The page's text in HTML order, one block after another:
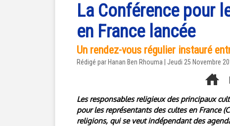
La Conférence pour
en France lancée
Un rendez-vous régulier instauré
Rédigé par Hanan Ben Rhouma | Jeudi 25 Novembre
Les responsables religieux des principaux
pour les représentants des cultes en France
religions, qui se veut indépendant des